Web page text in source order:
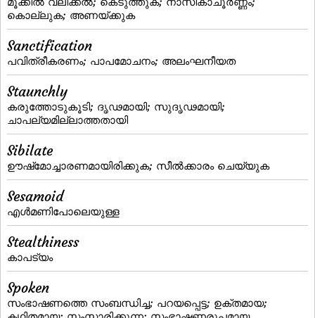
കൊല്ലുക; അണയ്‌ക്കുക
Sanctification
പവിത്രീകരണം; പാപമോചനം; അലംഘനീയത
Staunchly
കരുത്തോടുകൂടി; ദൃഢമായി; സുദൃഢമായി;
ചാപല്യമില്ലാത്തതായി
Sibilate
ഊഷ്‌മോച്ചാരണമായിരിക്കുക; സീല്‍ക്കാരം ചെയ്യുക
Sesamoid
എള്‍മണിപോലെയുള്ള
Stealthiness
കാപട്യം
Spoken
സംഭാഷണത്തെ സംബന്ധിച്ച; പറയപ്പെട്ട; ഉക്തമായ;